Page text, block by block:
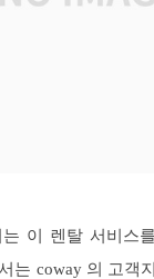
는 이 렌탈 서비스
는 coway 의 고객